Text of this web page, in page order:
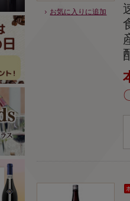
お気に入りに追加